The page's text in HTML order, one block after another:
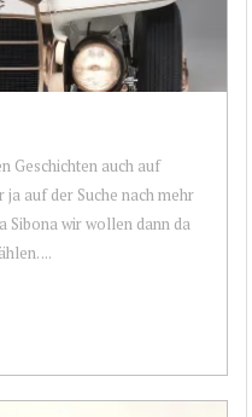
Geschichten auch auf
auf der Suche nach mehr
wir wollen dann da
...